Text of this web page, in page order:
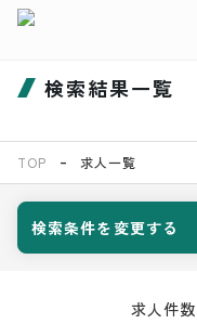
検索結果一覧
TOP 求人一覧
検索条件を変更する
求人件数